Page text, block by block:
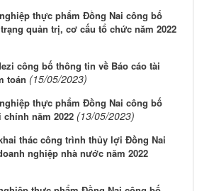
thực phẩm Đồng Nai công bố
quản trị, cơ cấu tổ chức năm 2022
công bố thông tin về Báo cáo tài
toán (15/05/2023)
thực phẩm Đồng Nai công bố
năm 2022 (13/05/2023)
thác công trình thủy lợi Đồng Nai
nghiệp nhà nước năm 2022